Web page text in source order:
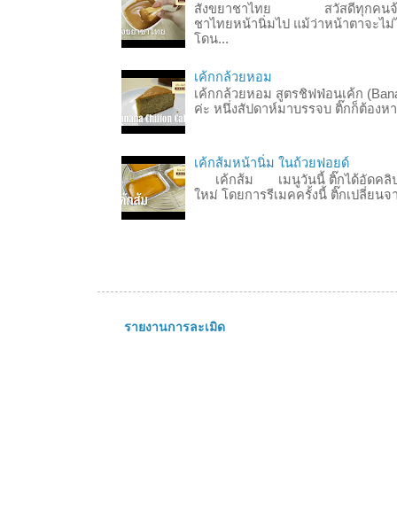
สังขยาชาไทย สวัสดีทุกคนจ้า จ
ชาไทยหน้านิ่มไป แม้ว่าหน้าตาจะไ
โดน...
เค้กกล้วยหอม
เค้กกล้วยหอม สูตรชิฟฟ่อนเค้ก
ค่ะ หนึ่งสัปดาห์มาบรรจบ ติ๊กก็ต้องห
เค้กส้มหน้านิ่ม ในถ้วยฟอยด์
เค้กส้ม เมนูวันนี้ ติ๊กได้อัดคลิปท
ใหม่ โดยการรีเมคครั้งนี้ ติ๊กเปลี่ยน
รายงานการละเมิด